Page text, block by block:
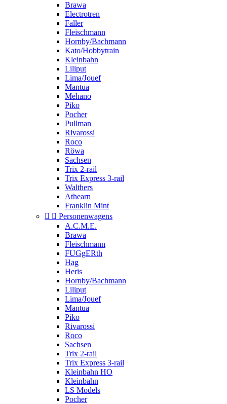
Brawa
Electrotren
Faller
Fleischmann
Hornby/Bachmann
Kato/Hobbytrain
Kleinbahn
Liliput
Lima/Jouef
Mantua
Mehano
Piko
Pocher
Pullman
Rivarossi
Roco
Röwa
Sachsen
Trix 2-rail
Trix Express 3-rail
Walthers
Athearn
Franklin Mint
  Personenwagens
A.C.M.E.
Brawa
Fleischmann
FUGgERth
Hag
Heris
Hornby/Bachmann
Liliput
Lima/Jouef
Mantua
Piko
Rivarossi
Roco
Sachsen
Trix 2-rail
Trix Express 3-rail
Kleinbahn HO
Kleinbahn
LS Models
Pocher